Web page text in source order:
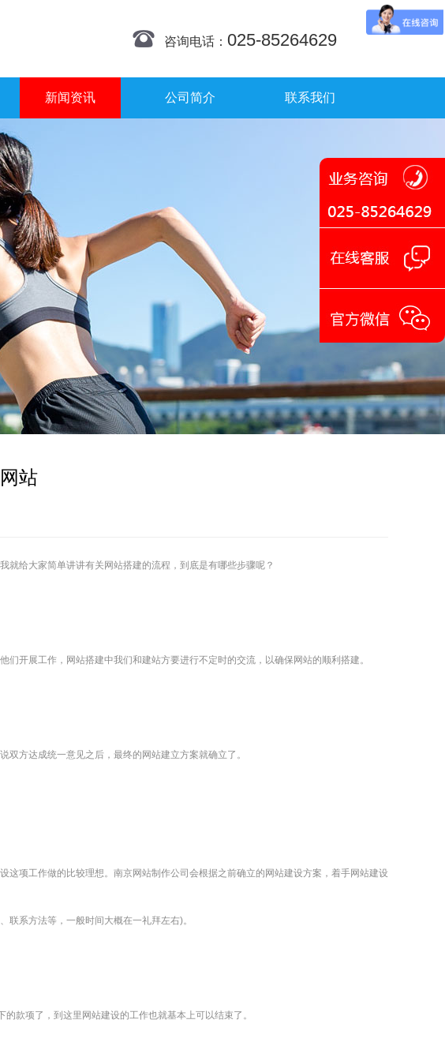
咨询电话： 025-85264629
新闻资讯 公司简介 联系我们
站
就给大家简单讲讲有关网站搭建的流程，到底是有哪些步骤呢？
开展工作，网站搭建中我们和建站方要进行不定时的交流，以确保网站的顺利搭建。
方达成统一意见之后，最终的网站建立方案就确立了。
这项工作做的比较理想。 南京网站制作公司会根据之前确立的 网站建设方案，着手网站建设
系方法等，一般时间大概在一礼拜左右)。
的款项了，到这里 网站建设的工作也就基本上可以结束了。